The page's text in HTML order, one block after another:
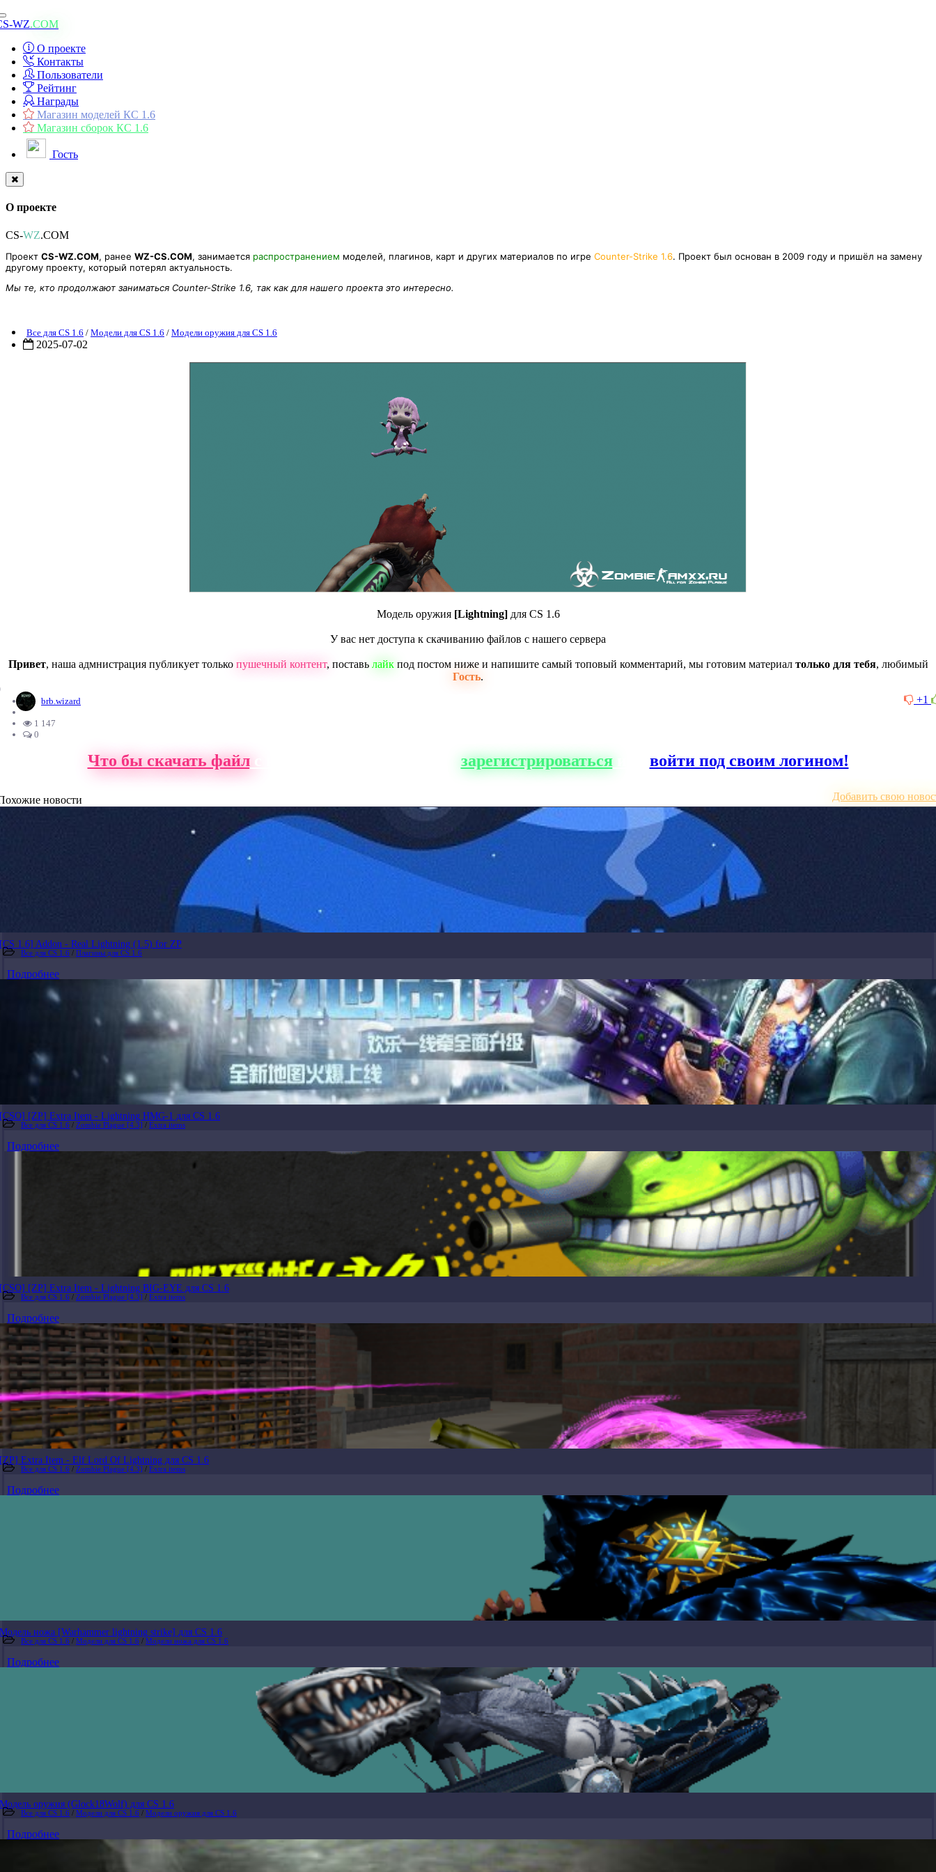
Toggle
navigation
WZ.COM
О проекте
Контакты
Пользователи
Рейтинг
Награды
Магазин моделей КС 1.6
Магазин сборок КС 1.6
Гость
О проекте
CS-WZ.COM
Проект CS-WZ.COM, ранее WZ-CS.COM, занимается распространением моделей, плагинов, карт и других материалов по игре Counter-Strike 1.6. Проект был основан в 2009 году и пришёл на замену
другому проекту, который потерял актуальность.
Мы те, кто продолжают заниматься Counter-Strike 1.6, так как для нашего проекта это интересно.
Все для CS 1.6 / Модели для CS 1.6 / Модели оружия для CS 1.6
2025-07-02
Модель оружия [Lightning]для CS 1.6
У вас нет доступа к скачиванию файлов с нашего сервера
Привет, наша адмнистрация публикует только пушечный контент, поставь лайкпод постом ниже и напишите самый топовый комментарий, мы готовим материал только для тебя, любимый
Гость.
+1
brb.wizard
1 147
0
Что бы скачать файлс нашего сайта, вам нужно зарегистрироватьсяили войти под своим логином!
новости Добавить свою
[CS 1.6] Addon - Real Lightning (1.5) for ZP
Все для CS 1.6 / Плагины для CS 1.6
Подробнее
[CSO] [ZP] Extra Item - Lightning HMG-1 для CS 1.6
Все для CS 1.6 / Zombie Plague [4.3] / Extra items
Подробнее
[CSO] [ZP] Extra Item - Lightning BIG-EYE для CS 1.6
Все для CS 1.6 / Zombie Plague [4.3] / Extra items
Подробнее
[ZP] Extra Item - Elf Lord Of Lightning для CS 1.6
Все для CS 1.6 / Zombie Plague [4.3] / Extra items
Подробнее
Модель ножа [Warhammer lightning strike] для CS 1.6
Все для CS 1.6 / Модели для CS 1.6 / Модели ножа для CS 1.6
Подробнее
Модель оружия (Glock18Wolf) для CS 1.6
Все для CS 1.6 / Модели для CS 1.6 / Модели оружия для CS 1.6
Подробнее